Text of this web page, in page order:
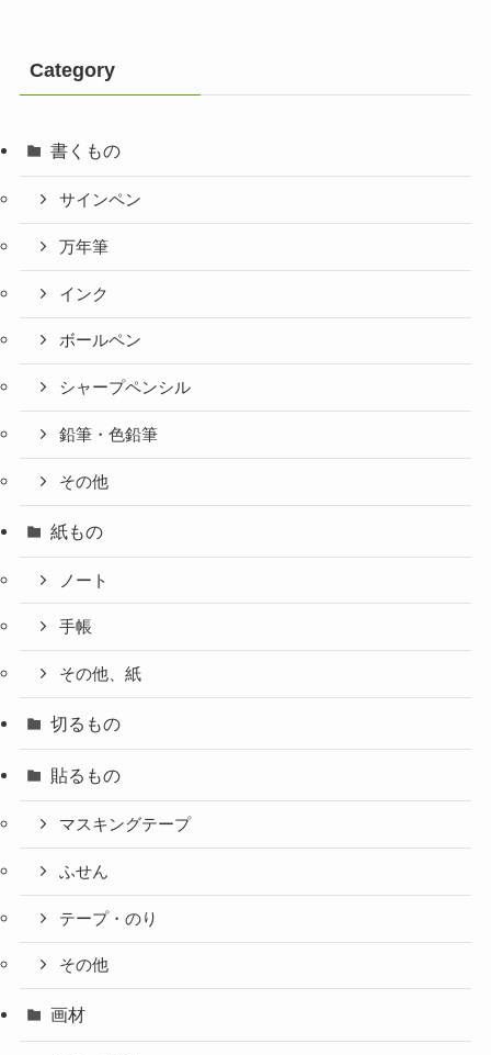
Category
書くもの
サインペン
万年筆
インク
ボールペン
シャープペンシル
鉛筆・色鉛筆
その他
紙もの
ノート
手帳
その他、紙
切るもの
貼るもの
マスキングテープ
ふせん
テープ・のり
その他
画材